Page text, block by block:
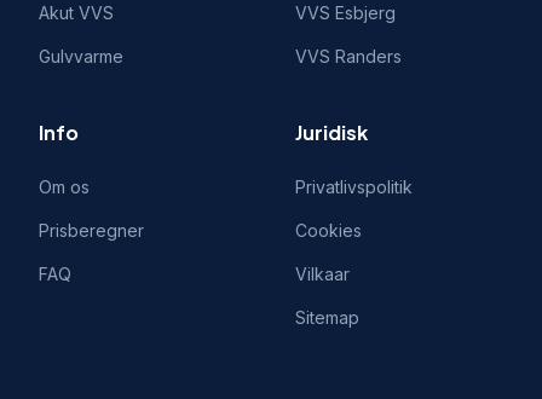
Akut VVS
Gulvvarme
VVS Esbjerg
VVS Randers
Info
Om os
Prisberegner
FAQ
Juridisk
Privatlivspolitik
Cookies
Vilkaar
Sitemap